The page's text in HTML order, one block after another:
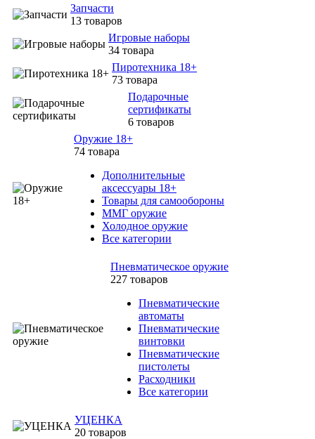
Запчасти
13 товаров
Игровые наборы
34 товара
Пиротехника 18+
73 товара
Подарочные
сертификаты
6 товаров
Оружие 18+
74 товара
Дополнительные
аксессуары 18+
Товары для самообороны
ММГ оружие
Холодное оружие
Все категории
Пневматическое оружие
227 товаров
Пневматические
автоматы
Пневматические
винтовки
Пневматические
пистолеты
Расходники
Все категории
УЦЕНКА
20 товаров